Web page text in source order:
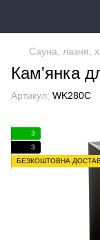
Сауна, лазня,
Кам'янка
Артикул: WK280С
3
3
БЕЗКОШТОВНА